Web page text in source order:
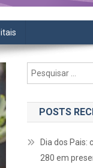
POSTS
Dia dos Pais:
280 em